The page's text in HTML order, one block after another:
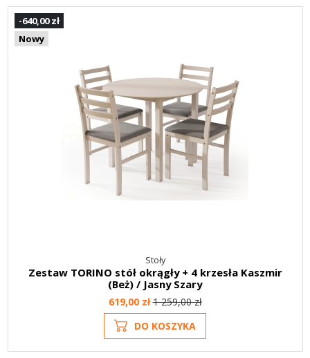
-640,00 zł
Nowy
Stoły
Zestaw TORINO stół okrągły + 4 krzesła Kaszmir
(Beż) / Jasny Szary
619,00 zł1 259,00 zł
DO KOSZYKA